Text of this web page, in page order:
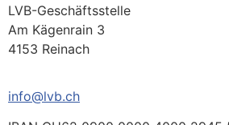
LVB-Geschäftsstelle
Am Kägenrain 3
4153 Reinach
info@lvb.ch